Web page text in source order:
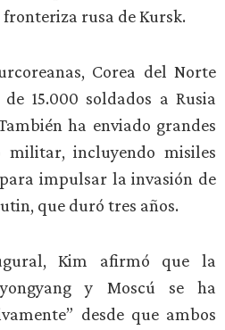
rusa de Kursk.
Corea del Norte
15.000 soldados a Rusia
ha enviado grandes
militar, incluyendo misiles
impulsar la invasión de
que duró tres años.
Kim afirmó que la
y Moscú se ha
desde que ambos